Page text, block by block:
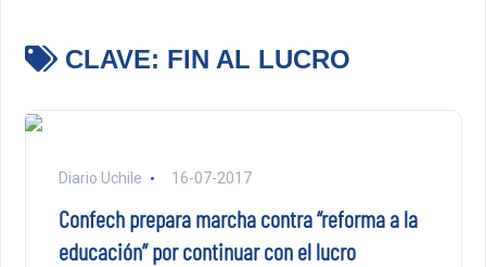
CLAVE: FIN AL LUCRO
Diario Uchile 16-07-2017
Confech prepara marcha contra “reforma a la
educación” por continuar con el lucro